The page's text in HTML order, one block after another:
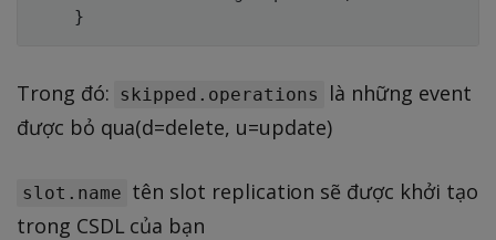
Trong đó: skipped.operations
là những event
được bỏ qua(d=delete, u=update)
slot.name tên slot replication sẽ được khởi tạo
trong CSDL của bạn